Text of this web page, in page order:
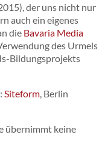
der uns nicht nur
auch ein eigenes
die Bavaria Media
des Urmels
Bildungsprojekts
Siteform , Berlin
übernimmt keine